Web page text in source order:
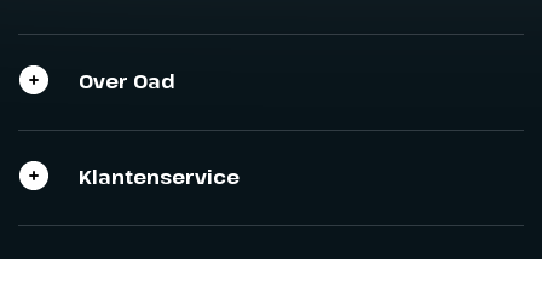
Over Oad
Klantenservice